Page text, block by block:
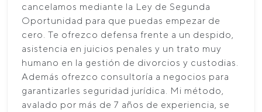
cancelamos mediante la Ley de Segunda
Oportunidad para que puedas empezar de
cero. Te ofrezco defensa frente a un despido,
asistencia en juicios penales y un trato muy
humano en la gestión de divorcios y custodias.
Además ofrezco consultoría a negocios para
garantizarles seguridad jurídica. Mi método,
avalado por más de 7 años de experiencia, se